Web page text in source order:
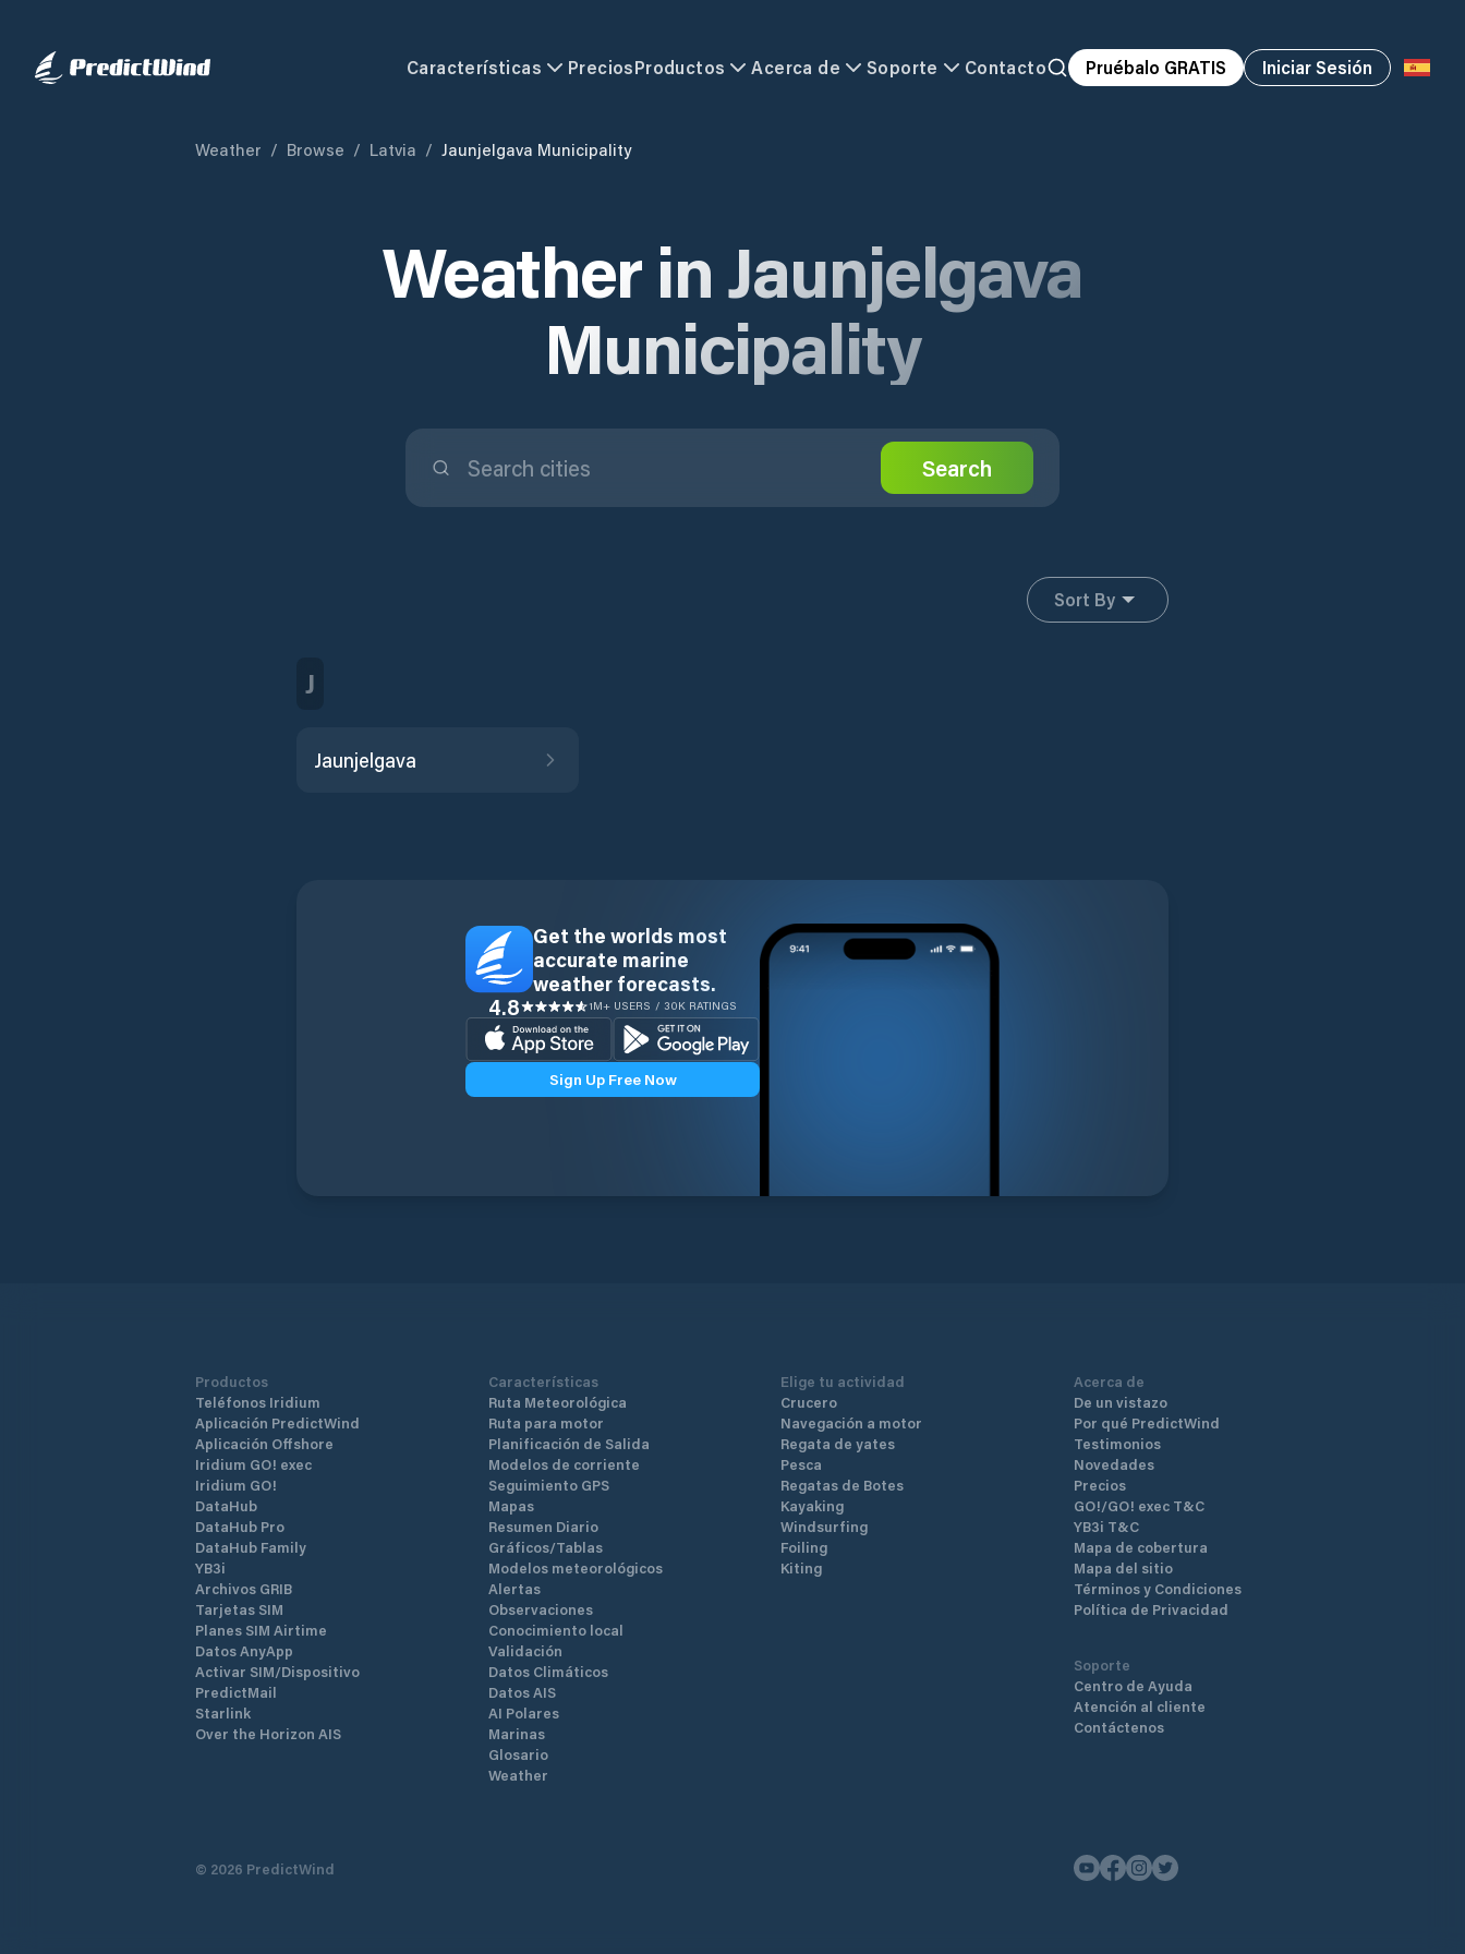
Características PreciosProductos Acerca de Soporte Contacto Pruébalo GRATIS Iniciar Sesión
Weather / Browse / Latvia / Jaunjelgava Municipality
Weather in Jaunjelgava
Municipality
Search
Sort By
J
Jaunjelgava
Get the worlds most
accurate marine
weather forecasts.
4.8 1M+ USERS / 30K RATINGS
Sign Up Free Now
Productos
Teléfonos Iridium
Aplicación PredictWind
Aplicación Offshore
Iridium GO! exec
Iridium GO!
DataHub
DataHub Pro
DataHub Family
YB3i
Archivos GRIB
Tarjetas SIM
Planes SIM Airtime
Datos AnyApp
Activar SIM/Dispositivo
PredictMail
Starlink
Over the Horizon AIS
Características
Ruta Meteorológica
Ruta para motor
Planificación de Salida
Modelos de corriente
Seguimiento GPS
Mapas
Resumen Diario
Gráficos/Tablas
Modelos meteorológicos
Alertas
Observaciones
Conocimiento local
Validación
Datos Climáticos
Datos AIS
AI Polares
Marinas
Glosario
Weather
Elige tu actividad
Crucero
Navegación a motor
Regata de yates
Pesca
Regatas de Botes
Kayaking
Windsurfing
Foiling
Kiting
Acerca de
De un vistazo
Por qué PredictWind
Testimonios
Novedades
Precios
GO!/GO! exec T&C
YB3i T&C
Mapa de cobertura
Mapa del sitio
Términos y Condiciones
Política de Privacidad
Soporte
Centro de Ayuda
Atención al cliente
Contáctenos
© 2026 PredictWind